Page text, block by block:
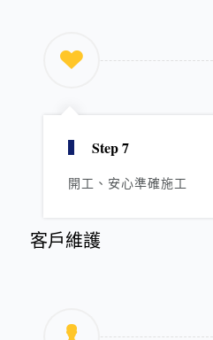
Step 7
開工、安心準確施工
客戶維護